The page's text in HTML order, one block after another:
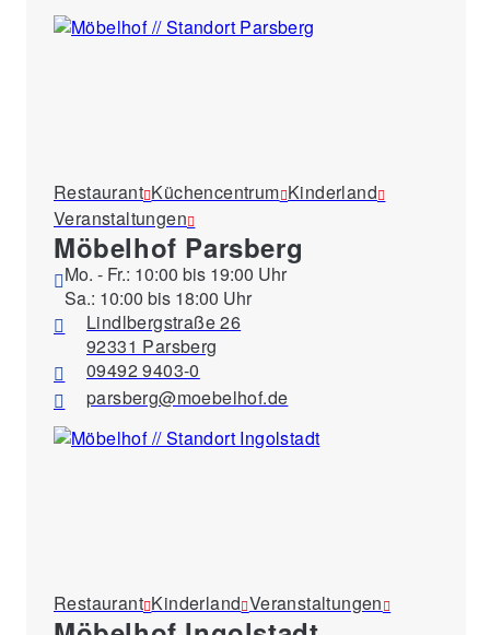
Restaurant Küchencentrum Kinderland
Veranstaltungen
Möbelhof Parsberg
Mo. - Fr.: 10:00 bis 19:00 Uhr
Sa.: 10:00 bis 18:00 Uhr
Lindlbergstraße 26
92331 Parsberg
09492 9403-0
parsberg@moebelhof.de
Restaurant Kinderland Veranstaltungen